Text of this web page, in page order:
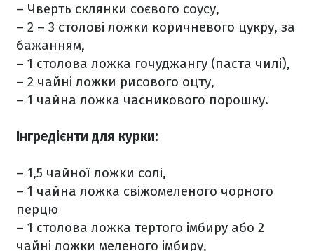
– Чверть склянки соєвого соусу,
– 2 – 3 столові ложки коричневого цукру, за
бажанням,
– 1 столова ложка гочуджангу (паста чилі),
– 2 чайні ложки рисового оцту,
– 1 чайна ложка часникового порошку.
Інгредієнти для курки:
– 1,5 чайної ложки солі,
– 1 чайна ложка свіжомеленого чорного
перцю
– 1 столова ложка тертого імбиру або 2
чайні ложки меленого імбиру,